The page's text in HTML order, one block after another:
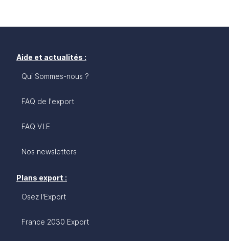
Aide et actualités :
Qui Sommes-nous ?
FAQ de l'export
FAQ V.I.E
Nos newsletters
Plans export :
Osez l'Export
France 2030 Export